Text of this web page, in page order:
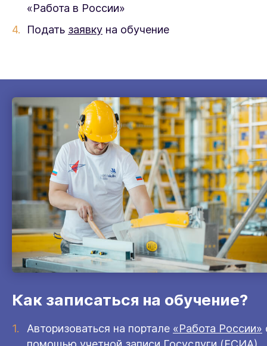
«Работа в России»
Подать заявку на обучение
Как записаться на обучение?
Авторизоваться на портале «Работа России»